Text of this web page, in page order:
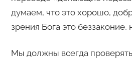
думаем, что это хорошо,
зрения Бога это беззаконие,
Мы должны всегда